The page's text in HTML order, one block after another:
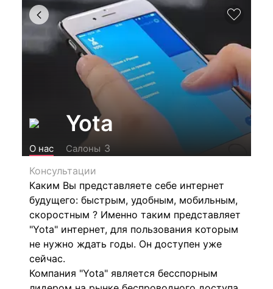
Yota
О нас Салоны 3
Консультации
Каким Вы представляете себе интернет
будущего: быстрым, удобным, мобильным,
скоростным ? Именно таким представляет
"Yota" интернет, для пользования которым
не нужно ждать годы. Он доступен уже
сейчас.
Компания "Yota" является бесспорным